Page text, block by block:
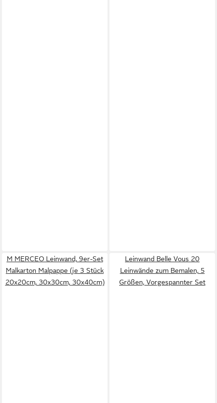
M MERCEO Leinwand, 9er-Set
Malkarton Malpappe (je 3 Stück
20x20cm, 30x30cm, 30x40cm)
Leinwand Belle Vous 20
Leinwände zum Bemalen, 5
Größen, Vorgespannter Set